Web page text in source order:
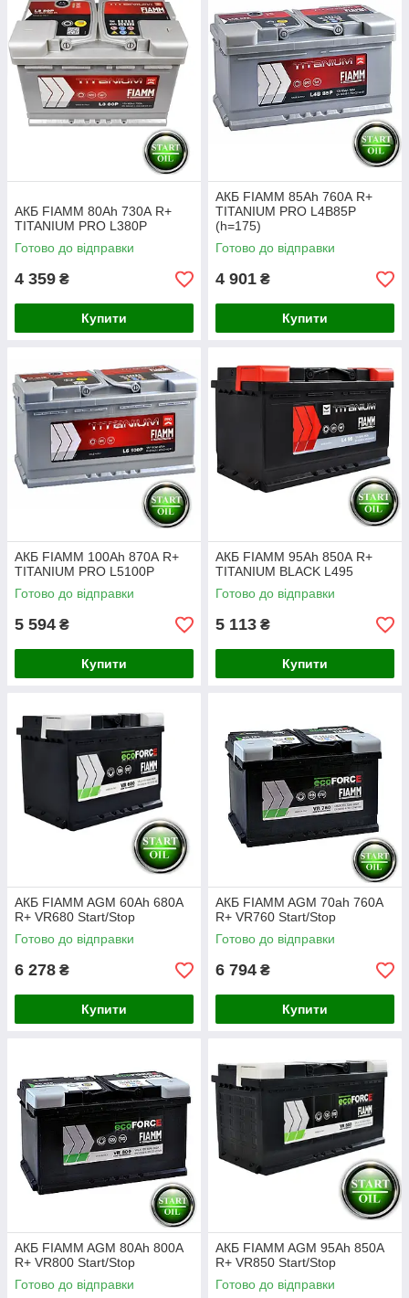
АКБ FIAMM 80Ah 730А R+
TITANIUM PRO L380P
Готово до відправки
4 359 ₴
Купити
АКБ FIAMM 85Ah 760А R+
TITANIUM PRO L4B85P
(h=175)
Готово до відправки
4 901 ₴
Купити
АКБ FIAMM 100Ah 870А R+
TITANIUM PRO L5100P
Готово до відправки
5 594 ₴
Купити
АКБ FIAMM 95Ah 850А R+
TITANIUM BLACK L495
Готово до відправки
5 113 ₴
Купити
АКБ FIAMM AGM 60Ah 680A
R+ VR680 Start/Stop
Готово до відправки
6 278 ₴
Купити
АКБ FIAMM AGM 70ah 760А
R+ VR760 Start/Stop
Готово до відправки
6 794 ₴
Купити
АКБ FIAMM AGM 80Ah 800А
R+ VR800 Start/Stop
Готово до відправки
АКБ FIAMM AGM 95Ah 850А
R+ VR850 Start/Stop
Готово до відправки